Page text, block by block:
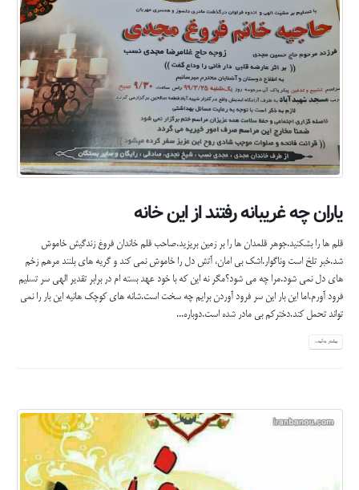
یاران چه غریبانه رفتند از این خانه
قلم ها را بشکنید.جوهر قلمدان ها را بر زمین بریزید.صاحب قلم خاندان فروغ زندگیش خاموش
شد.خبر تلخ است وناگوار.اشک بی امان، آتش دل را خاموش نمی کند و گریه های بلنند مرهم زخم
های دل نمی شود.مرا چه می شود؟مگر نه این که با خود عهد بسته ام در برابر تقدیر الهی سر تسلیم
فرود آورم.اما این بار این سر فرود آوردن برایم چه سخت است.شانه های کوچک هانیه این بار را نمی
تواند تحمل کند.دخترکم بی مادر شده است.دوباره...
بیشتر بدانید...